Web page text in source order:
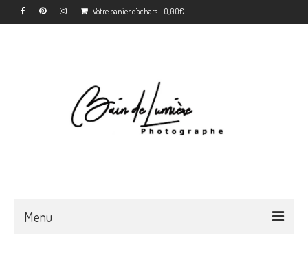
Votre panier d'achats- 0,00€
Menu